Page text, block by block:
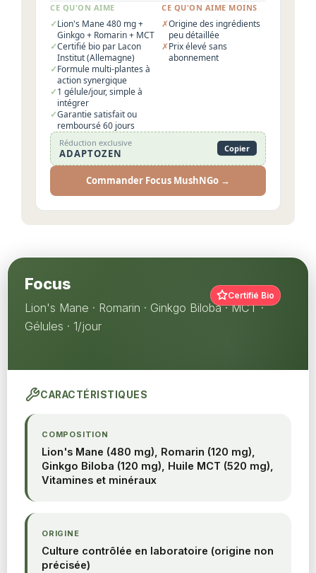
CE QU'ON AIME
Lion's Mane 480 mg +
Ginkgo + Romarin + MCT
Certifié bio par Lacon
Institut (Allemagne)
Formule multi-plantes à
action synergique
1 gélule/jour, simple à
intégrer
Garantie satisfait ou
remboursé 60 jours
CE QU'ON AIME MOINS
Origine des ingrédients
peu détaillée
Prix élevé sans
abonnement
Réduction exclusive
ADAPTOZEN Copier
Commander Focus MushNGo →
Focus
Lion's Mane · Romarin · Ginkgo Biloba · MCT ·
Gélules · 1/jour
Certifié Bio
CARACTÉRISTIQUES
COMPOSITION
Lion's Mane (480 mg), Romarin (120 mg),
Ginkgo Biloba (120 mg), Huile MCT (520 mg),
Vitamines et minéraux
ORIGINE
Culture contrôlée en laboratoire (origine non
précisée)